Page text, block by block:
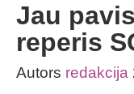
Jau
reperis
Autors redakcija